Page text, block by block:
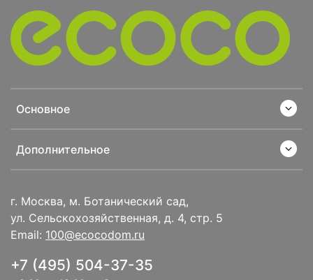
г. Москва, м. Ботанический сад,
ул. Сельскохозяйственная, д. 4, стр. 5
Email: 100@ecocodom.ru
+7 (495) 504-37-35
Основное
Дополнительное